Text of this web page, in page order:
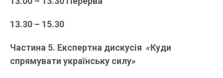
13.30 – 15.30
Частина 5. Експертна дискусія «Куди
спрямувати українську силу»